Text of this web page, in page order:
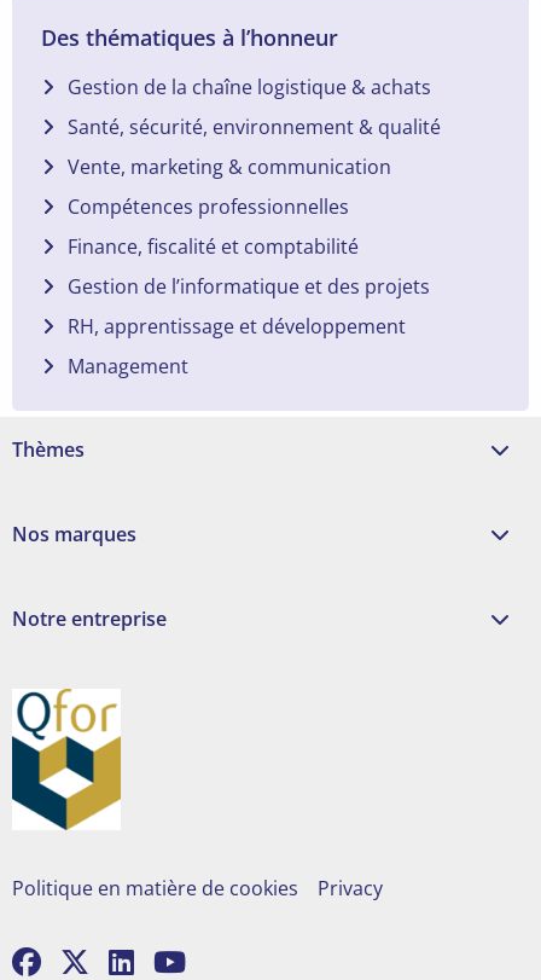
Des thématiques à l’honneur
Gestion de la chaîne logistique & achats
Santé, sécurité, environnement & qualité
Vente, marketing & communication
Compétences professionnelles
Finance, fiscalité et comptabilité
Gestion de l’informatique et des projets
RH, apprentissage et développement
Management
Thèmes
Nos marques
Notre entreprise
Politique en matière de cookies Privacy
Go
GoGo Go